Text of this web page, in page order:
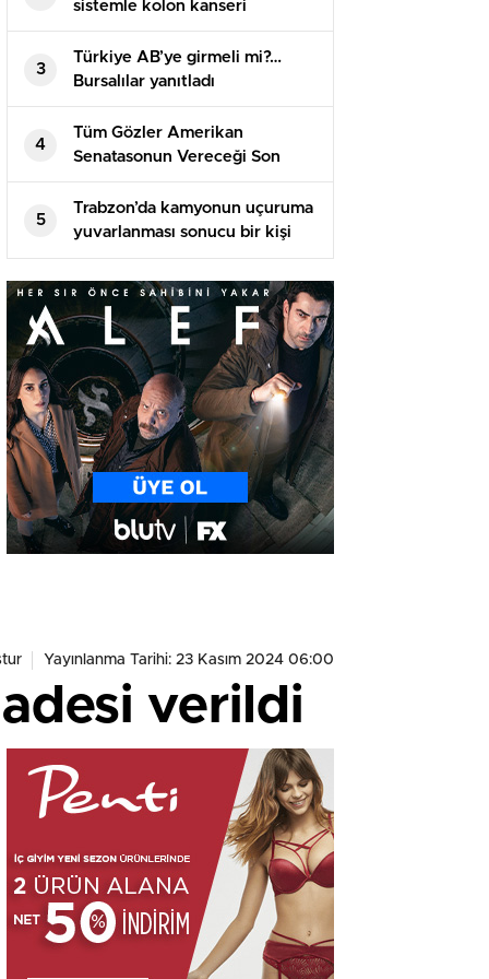
sistemle kolon kanseri
ameliyatı yapıldı!
3
Türkiye AB’ye girmeli mi?…
Bursalılar yanıtladı
4
Tüm Gözler Amerikan
Senatasonun Vereceği Son
Kararda
5
Trabzon’da kamyonun uçuruma
yuvarlanması sonucu bir kişi
öldü
Yayınlanma Tarihi: 23 Kasım 2024 06:00
verildi